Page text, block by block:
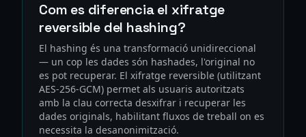
Com es diferencia el xifratge
reversible del hashing?
El hashing és una transformació unidireccional
— un cop les dades són hashades, l'original no
es pot recuperar. El xifratge reversible (utilitzant
AES-256-GCM) permet als usuaris autoritzats
amb la clau correcta desxifrar i recuperar les
dades originals, habilitant fluxos de treball on es
necessita la desanonimització.